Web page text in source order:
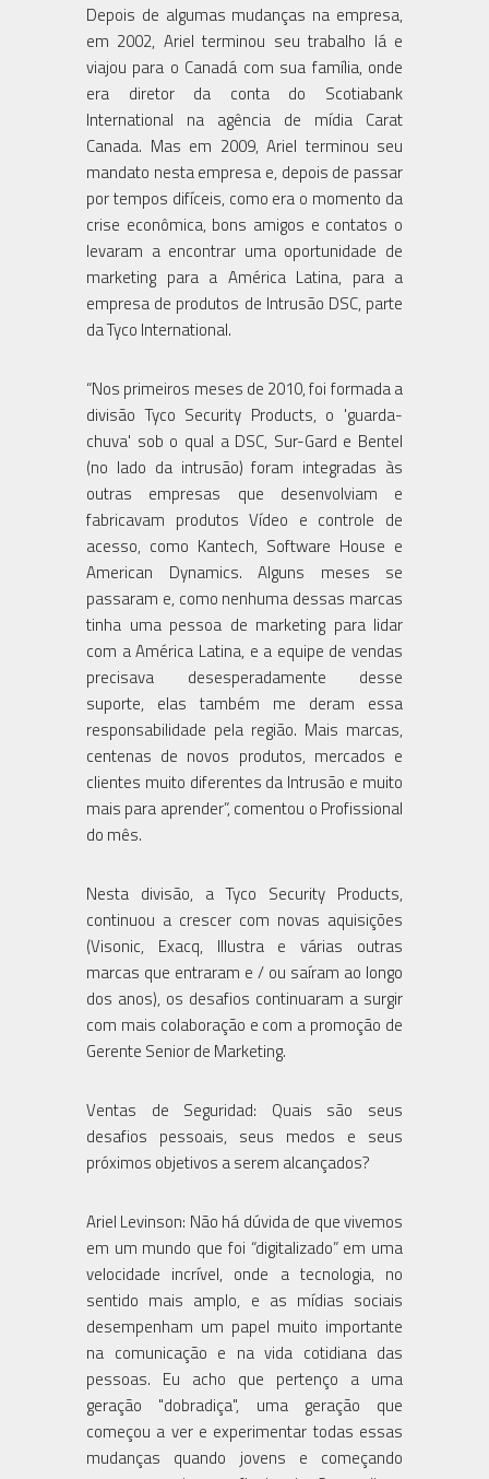
Depois de algumas mudanças na empresa,
em 2002, Ariel terminou seu trabalho lá e
viajou para o Canadá com sua família, onde
era diretor da conta do Scotiabank
International na agência de mídia Carat
Canada. Mas em 2009, Ariel terminou seu
mandato nesta empresa e, depois de passar
por tempos difíceis, como era o momento da
crise econômica, bons amigos e contatos o
levaram a encontrar uma oportunidade de
marketing para a América Latina, para a
empresa de produtos de Intrusão DSC, parte
da Tyco International.
“Nos primeiros meses de 2010, foi formada a
divisão Tyco Security Products, o 'guarda-
chuva' sob o qual a DSC, Sur-Gard e Bentel
(no lado da intrusão) foram integradas às
outras empresas que desenvolviam e
fabricavam produtos Vídeo e controle de
acesso, como Kantech, Software House e
American Dynamics. Alguns meses se
passaram e, como nenhuma dessas marcas
tinha uma pessoa de marketing para lidar
com a América Latina, e a equipe de vendas
precisava desesperadamente desse
suporte, elas também me deram essa
responsabilidade pela região. Mais marcas,
centenas de novos produtos, mercados e
clientes muito diferentes da Intrusão e muito
mais para aprender”, comentou o Profissional
do mês.
Nesta divisão, a Tyco Security Products,
continuou a crescer com novas aquisições
(Visonic, Exacq, Illustra e várias outras
marcas que entraram e / ou saíram ao longo
dos anos), os desafios continuaram a surgir
com mais colaboração e com a promoção de
Gerente Senior de Marketing.
Ventas de Seguridad: Quais são seus
desafios pessoais, seus medos e seus
próximos objetivos a serem alcançados?
Ariel Levinson: Não há dúvida de que vivemos
em um mundo que foi “digitalizado” em uma
velocidade incrível, onde a tecnologia, no
sentido mais amplo, e as mídias sociais
desempenham um papel muito importante
na comunicação e na vida cotidiana das
pessoas. Eu acho que pertenço a uma
geração "dobradiça", uma geração que
começou a ver e experimentar todas essas
mudanças quando jovens e começando